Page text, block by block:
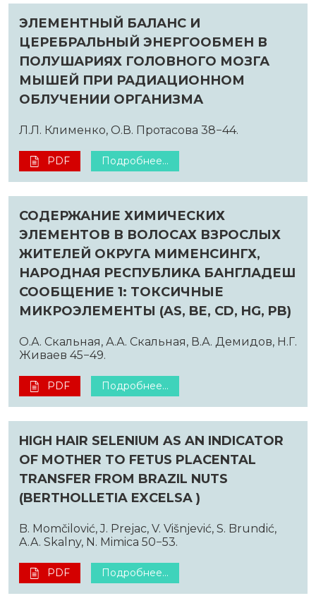
ЭЛЕМЕНТНЫЙ БАЛАНС И
ЦЕРЕБРАЛЬНЫЙ ЭНЕРГООБМЕН В
ПОЛУШАРИЯХ ГОЛОВНОГО МОЗГА
МЫШЕЙ ПРИ РАДИАЦИОННОМ
ОБЛУЧЕНИИ ОРГАНИЗМА
Л.Л. Клименко, О.В. Протасова 38−44.
PDF Подробнее...
СОДЕРЖАНИЕ ХИМИЧЕСКИХ
ЭЛЕМЕНТОВ В ВОЛОСАХ ВЗРОСЛЫХ
ЖИТЕЛЕЙ ОКРУГА МИМЕНСИНГХ,
НАРОДНАЯ РЕСПУБЛИКА БАНГЛАДЕШ
СООБЩЕНИЕ 1: ТОКСИЧНЫЕ
МИКРОЭЛЕМЕНТЫ (AS, BE, CD, HG, PB)
О.А. Скальная, А.А. Скальная, В.А. Демидов, Н.Г.
Живаев 45−49.
PDF Подробнее...
HIGH HAIR SELENIUM AS AN INDICATOR
OF MOTHER TO FETUS PLACENTAL
TRANSFER FROM BRAZIL NUTS
(BERTHOLLETIA EXCELSA )
B. Momčilović, J. Prejac, V. Višnjević, S. Brundić,
A.A. Skalny, N. Mimica 50−53.
PDF Подробнее...